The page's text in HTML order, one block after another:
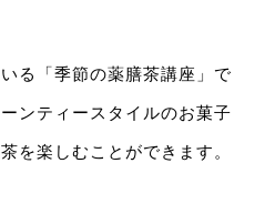
る「季節の薬膳茶講座」で
ンティースタイルのお菓子
を楽しむことができます。